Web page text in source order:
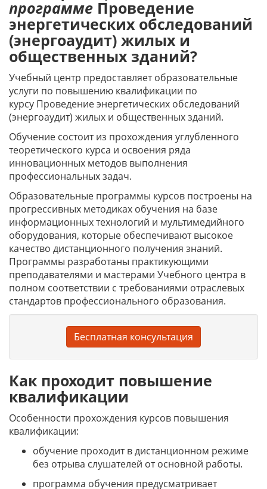
программе Проведение
энергетических обследований
(энергоаудит) жилых и
общественных зданий?
Учебный центр предоставляет образовательные
услуги по повышению квалификации по
курсу Проведение энергетических обследований
(энергоаудит) жилых и общественных зданий.
Обучение состоит из прохождения углубленного
теоретического курса и освоения ряда
инновационных методов выполнения
профессиональных задач.
Образовательные программы курсов построены на
прогрессивных методиках обучения на базе
информационных технологий и мультимедийного
оборудования, которые обеспечивают высокое
качество дистанционного получения знаний.
Программы разработаны практикующими
преподавателями и мастерами Учебного центра в
полном соответствии с требованиями отраслевых
стандартов профессионального образования.
Бесплатная консультация
Как проходит повышение
квалификации
Особенности прохождения курсов повышения
квалификации:
обучение проходит в дистанционном режиме
без отрыва слушателей от основной работы.
программа обучения предусматривает